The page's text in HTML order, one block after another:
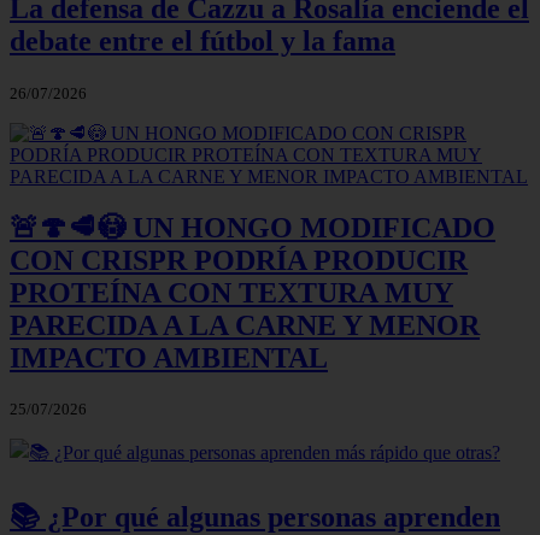
La defensa de Cazzu a Rosalía enciende el
debate entre el fútbol y la fama
26/07/2026
🚨🍄🥩😳 UN HONGO MODIFICADO
CON CRISPR PODRÍA PRODUCIR
PROTEÍNA CON TEXTURA MUY
PARECIDA A LA CARNE Y MENOR
IMPACTO AMBIENTAL
25/07/2026
📚 ¿Por qué algunas personas aprenden